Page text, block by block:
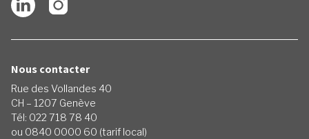
Nous contacter
Rue des Vollandes 40
CH – 1207 Genève
Tél: 022 718 78 40
ou 0840 0000 60 (tarif local)